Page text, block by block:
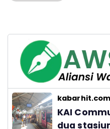
kabarhit.com
KAI
dua